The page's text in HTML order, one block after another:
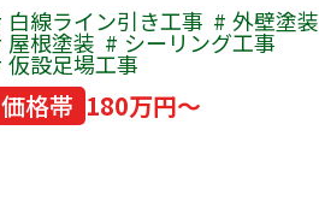
白線ライン引き工事 外壁塗装
屋根塗装 シーリング工事
仮設足場工事
価格帯 180万円～